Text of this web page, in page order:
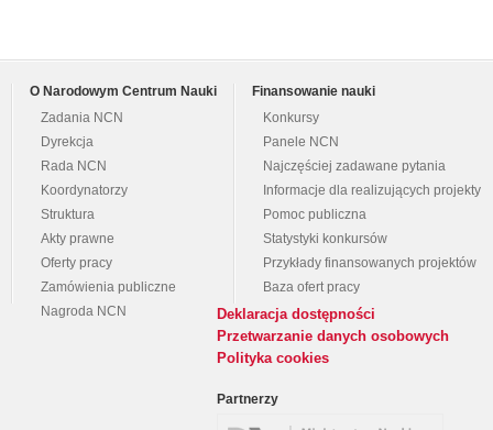
O Narodowym Centrum Nauki
Zadania NCN
Dyrekcja
Rada NCN
Koordynatorzy
Struktura
Akty prawne
Oferty pracy
Zamówienia publiczne
Nagroda NCN
Finansowanie nauki
Konkursy
Panele NCN
Najczęściej zadawane pytania
Informacje dla realizujących projekty
Pomoc publiczna
Statystyki konkursów
Przykłady finansowanych projektów
Baza ofert pracy
Deklaracja dostępności
Przetwarzanie danych osobowych
Polityka cookies
Partnerzy